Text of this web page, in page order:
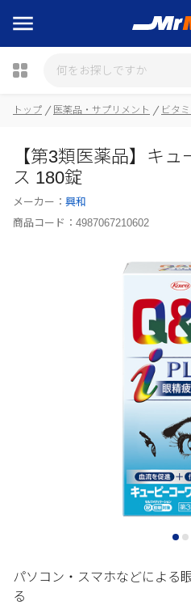
トップ 医薬品・サプリメント ビタ
【第3類医薬品】キ
ス 180錠
メーカー： 興和
商品コード： 4987067210602
パソコン・スマホなどによる
る